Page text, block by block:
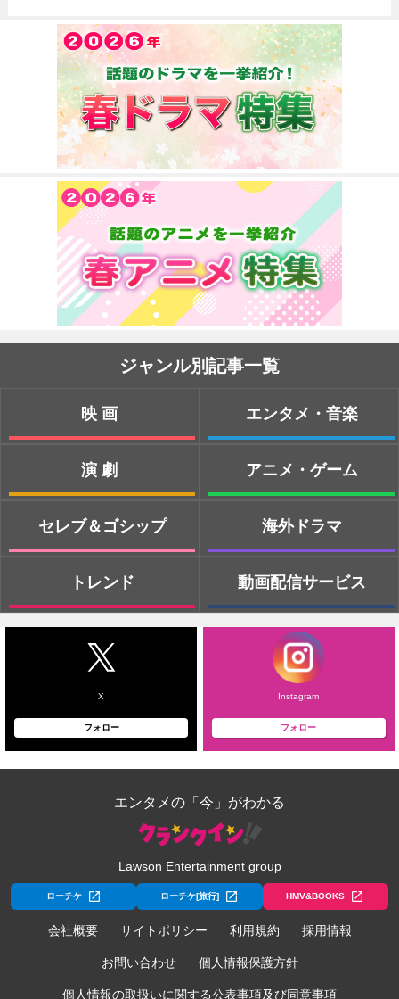
ジャンル別記事一覧
映画
演劇
セレブ＆ゴシップ
トレンド
エンタメ・音楽
アニメ・ゲーム
海外ドラマ
動画配信サービス
X
フォロー
Instagram
フォロー
エンタメの「今」がわかる
Lawson Entertainment group
ローチケ ローチケ[旅行] HMV&BOOKS
会社概要 サイトポリシー 利用規約 採用情報
お問い合わせ 個人情報保護方針
個人情報の取扱いに関する公表事項及び同意事項